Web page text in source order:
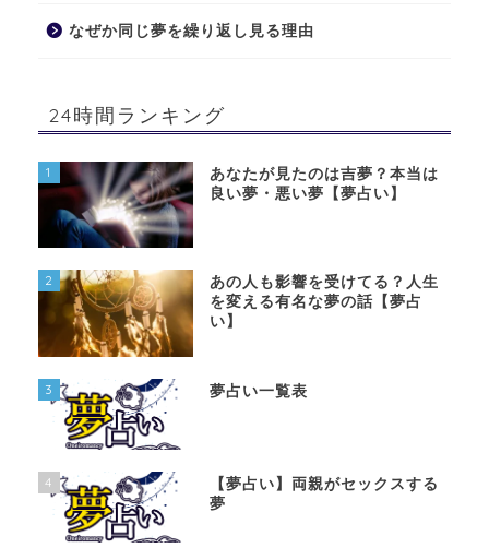
なぜか同じ夢を繰り返し見る理由
24時間ランキング
1
あなたが見たのは吉夢？本当は
良い夢・悪い夢【夢占い】
2
あの人も影響を受けてる？人生
を変える有名な夢の話【夢占
い】
3 夢占い一覧表
4
【夢占い】両親がセックスする
夢